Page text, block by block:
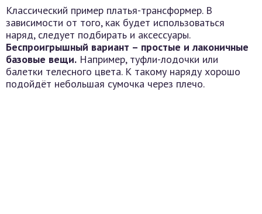
Классический пример платья-трансформер. В
зависимости от того, как будет использоваться
наряд, следует подбирать и аксессуары.
Беспроигрышный вариант – простые и лаконичные
базовые вещи. Например, туфли-лодочки или
балетки телесного цвета. К такому наряду хорошо
подойдёт небольшая сумочка через плечо.